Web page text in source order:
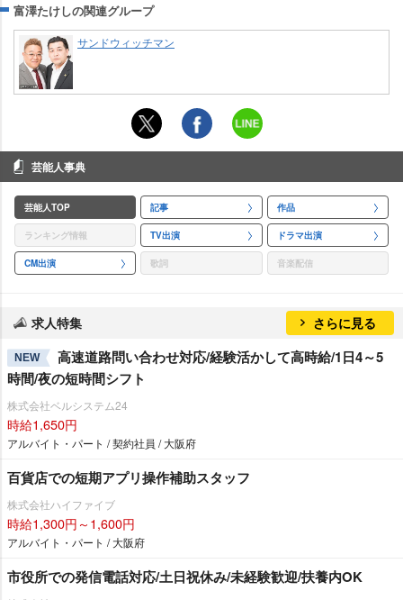
富澤たけしの関連グループ
サンドウィッチマン
芸能人事典
芸能人TOP 記事 作品
ランキング情報 TV出演 ドラマ出演
CM出演 歌詞 音楽配信
求人特集 さらに見る
NEW
高速道路問い合わせ対応/経験活かして高時給/1日4～5
時間/夜の短時間シフト
株式会社ベルシステム24
時給1,650円
アルバイト・パート / 契約社員 / 大阪府
百貨店での短期アプリ操作補助スタッフ
株式会社ハイファイブ
時給1,300円～1,600円
アルバイト・パート / 大阪府
市役所での発信電話対応/土日祝休み/未経験歓迎/扶養内OK